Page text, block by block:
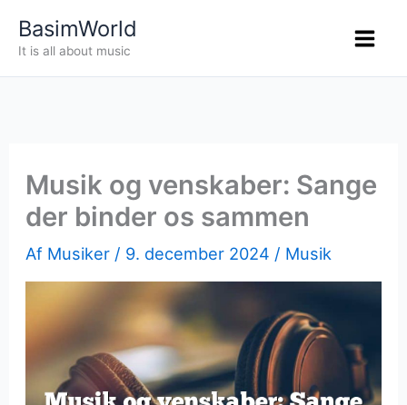
BasimWorld
It is all about music
Musik og venskaber: Sange
der binder os sammen
Af Musiker / 9. december 2024 / Musik